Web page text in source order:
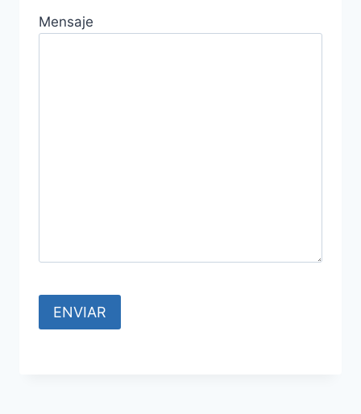
Mensaje